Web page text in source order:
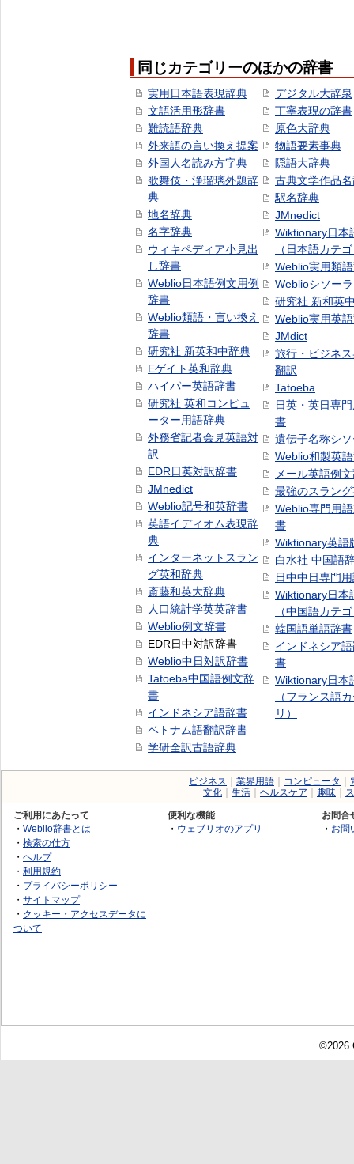
同じカテゴリーのほかの辞書
実用日本語表現辞典
文語活用形辞書
難読語辞典
外来語の言い換え提案
外国人名読み方字典
歌舞伎・浄瑠璃外題辞
典
地名辞典
名字辞典
ウィキペディア小見出
し辞書
Weblio日本語例文用例
辞書
Weblio類語・言い換え
辞書
研究社 新英和中辞典
Eゲイト英和辞典
ハイパー英語辞書
研究社 英和コンピュ
ーター用語辞典
外務省記者会見英語対
訳
EDR日英対訳辞書
JMnedict
Weblio記号和英辞書
英語イディオム表現辞
典
インターネットスラン
グ英和辞典
斎藤和英大辞典
人口統計学英英辞書
Weblio例文辞書
EDR日中対訳辞書
Weblio中日対訳辞書
Tatoeba中国語例文辞
書
インドネシア語辞書
ベトナム語翻訳辞書
学研全訳古語辞典
デジタル大辞泉
丁寧表現の辞書
原色大辞典
物語要素事典
隠語大辞典
古典文学作品
駅名辞典
JMnedict
Wiktionary日本
（日本語カテ
Weblio実用類
Weblioシソー
研究社 新和英
Weblio実用英
JMdict
旅行・ビジネ
翻訳
Tatoeba
日英・英日専
書
遺伝子名称シ
Weblio和製英
メール英語例
最強のスラン
Weblio専門用
書
Wiktionary英語
白水社 中国語
日中中日専門
Wiktionary日本
（中国語カテ
韓国語単語辞書
インドネシア
書
Wiktionary日本
（フランス語
リ）
ビジネス 業界用語 コンピュータ
文化
生活 ヘルスケア 趣味
ご利用にあたって
・ Weblio辞書とは
・ 検索の仕方
・ ヘルプ
・ 利用規約
・ プライバシーポリシー
・ サイトマップ
・ クッキー・アクセスデータに
ついて
便利な機能
・ ウェブリオのアプリ
お問合
・ お問
©2026